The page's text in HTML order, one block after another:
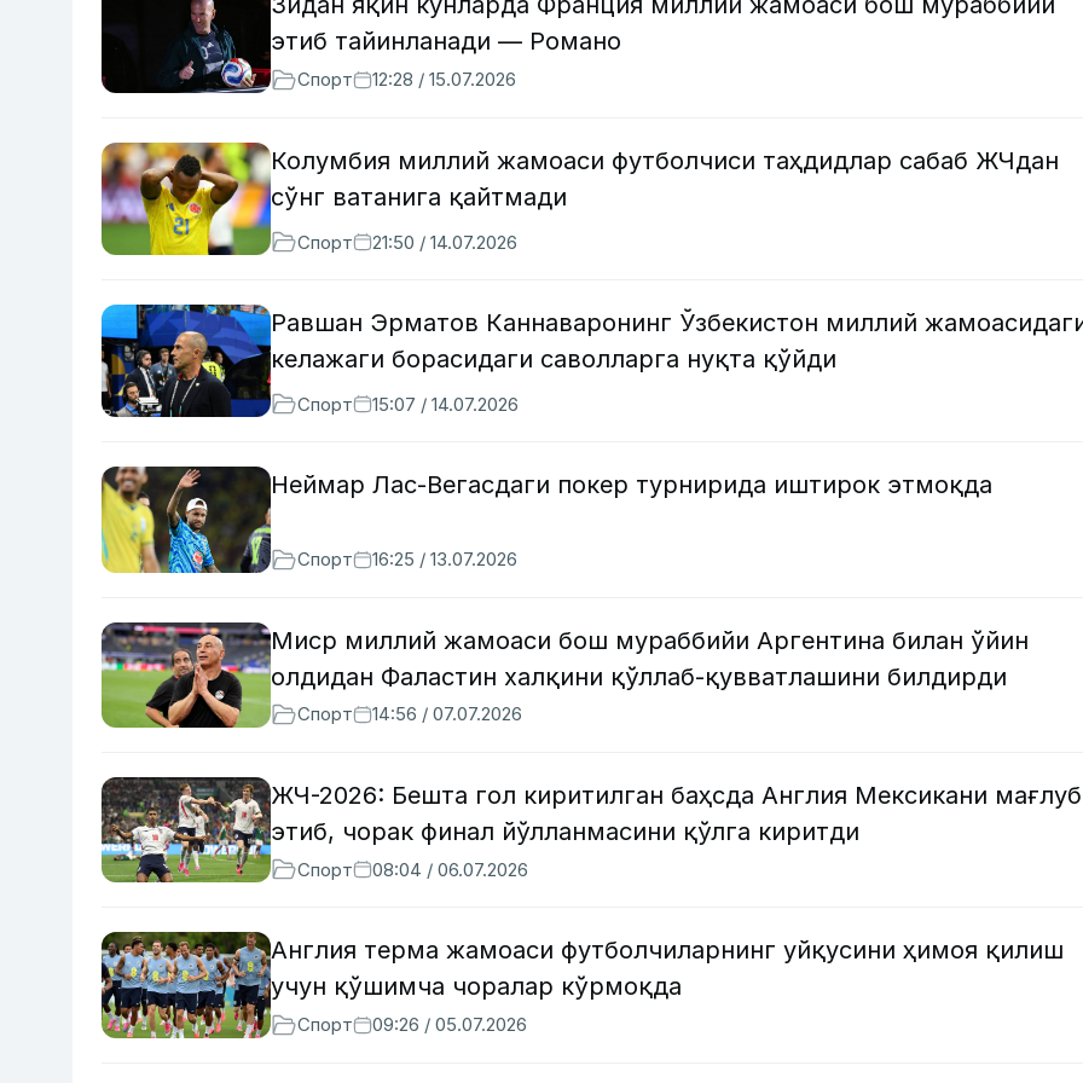
этиб тайинланади — Романо
Спорт 12:28 / 15.07.2026
Колумбия миллий жамоаси футболчиси таҳдидлар сабаб ЖЧдан
сўнг ватанига қайтмади
Спорт 21:50 / 14.07.2026
Равшан Эрматов Каннаваронинг Ўзбекистон миллий
келажаги борасидаги саволларга нуқта қўйди
Спорт 15:07 / 14.07.2026
Неймар Лас-Вегасдаги покер турнирида иштирок этмоқда
Спорт 16:25 / 13.07.2026
Миср миллий жамоаси бош мураббийи Аргентина билан ўйин
олдидан Фаластин халқини қўллаб-қувватлашини билдирди
Спорт 14:56 / 07.07.2026
ЖЧ-2026: Бешта гол киритилган баҳсда Англия Мексикани мағлуб
этиб, чорак финал йўлланмасини қўлга киритди
Спорт 08:04 / 06.07.2026
Англия терма жамоаси футболчиларнинг уйқусини ҳимоя қилиш
учун қўшимча чоралар кўрмоқда
Спорт 09:26 / 05.07.2026